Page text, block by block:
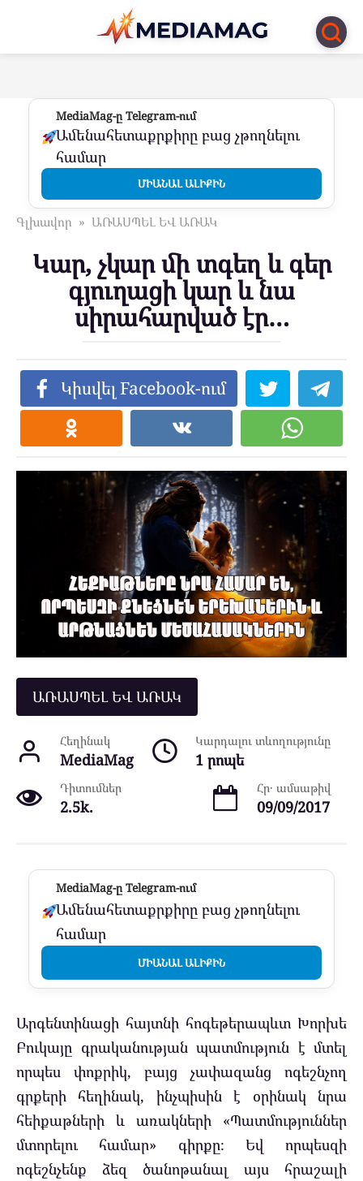
Перейти
контенту
MediaMag-ը Telegram-ում
Ամենահետաքրքիրը բաց չթողնելու
համար
ՄԻԱՆԱԼ ԱԼԻՔԻՆ
Գլխավոր » ԱՌԱՍՊԵԼ ԵՎ ԱՌԱԿ
Կար, չկար մի տգեղ և գեր
գյուղացի կար և նա
սիրահարված էր…
Կիսվել Facebook-ում
ԱՌԱՍՊԵԼ ԵՎ ԱՌԱԿ
Հեղինակ
MediaMag
Կարդալու տևողությունը
1 րոպե
Դիտումներ
2.5k.
Հր․ ամսաթիվ
09/09/2017
MediaMag-ը Telegram-ում
Ամենահետաքրքիրը բաց չթողնելու
համար
ՄԻԱՆԱԼ ԱԼԻՔԻՆ
Արգենտինացի հայտնի հոգեթերապևտ Խորխե
Բուկայը գրականության պատմություն է մտել
որպես փոքրիկ, բայց չափազանց ոգեշնչող
գրքերի հեղինակ, ինչպիսին է օրինակ նրա
հեիքաթների և առակների «Պատմություններ
մտորելու համար» գիրքը։ Եվ որպեսզի
ոգեշնչենք ձեզ ծանոթանալ այս հրաշալի